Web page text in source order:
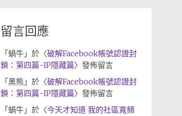
留言回應
「 蝸牛」於〈破解Facebook帳號認證封
鎖：第四篇-IP隱藏篇〉發佈留言
「 黑熊 」於〈破解Facebook帳號認證封
鎖：第四篇-IP隱藏篇〉發佈留言
「 蝸牛」於〈今天才知道 我的社區寬頻